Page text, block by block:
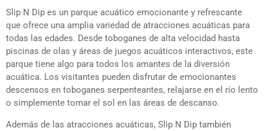
Slip N Dip es un parque acuático emocionante y refrescante
que ofrece una amplia variedad de atracciones acuáticas para
todas las edades. Desde toboganes de alta velocidad hasta
piscinas de olas y áreas de juegos acuáticos interactivos, este
parque tiene algo para todos los amantes de la diversión
acuática. Los visitantes pueden disfrutar de emocionantes
descensos en toboganes serpenteantes, relajarse en el río lento
o simplemente tomar el sol en las áreas de descanso.
Además de las atracciones acuáticas, Slip N Dip también